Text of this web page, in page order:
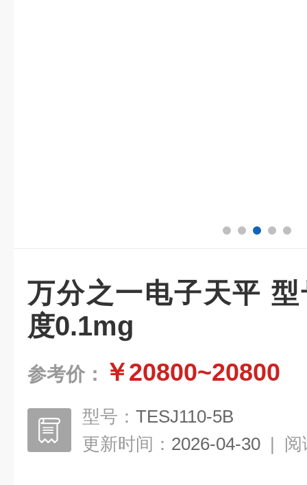
万分之一电子天平
度0.1mg
参考价： ￥20800~20800
型号： TESJ110-5B
更新时间： 2026-04-30 | 阅